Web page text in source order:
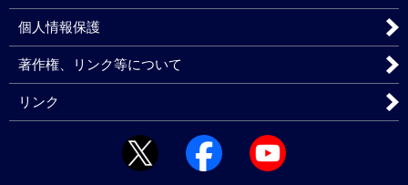
個人情報保護
著作権、リンク等について
リンク